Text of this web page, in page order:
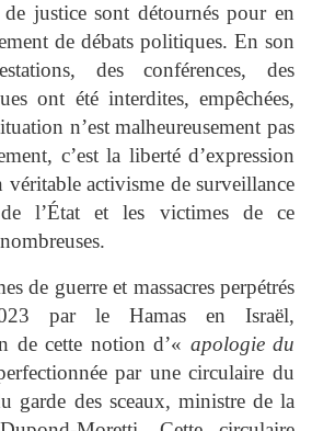
justice sont détournés pour en
de débats politiques. En son
des conférences, des
ont été interdites, empêchées,
n’est malheureusement pas
c’est la liberté d’expression
véritable activisme de surveillance
l’État et les victimes de ce
de guerre et massacres perpétrés
par le Hamas en Israël,
de cette notion d’« apologie du
par une circulaire du
garde des sceaux, ministre de la